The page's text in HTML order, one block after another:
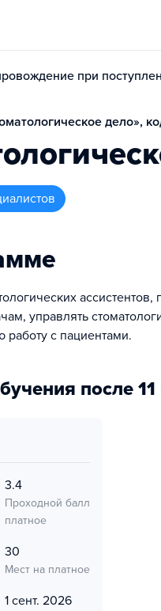
при
дело»,
управлять
работу с пациентами.
после 11
3.4
Проходной балл
платное
30
Мест на платное
1 сент. 2026